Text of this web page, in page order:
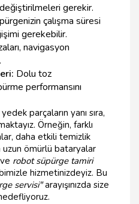
gerekir.
çalışma süresi
gerekebilir.
navigasyon
Dolu toz
performansını
parçaların yanı sıra,
Örneğin, farklı
daha etkili temizlik
ömürlü bataryalar
robot süpürge tamiri
hizmetinizdeyiz. Bu
servisi"arayışınızda size